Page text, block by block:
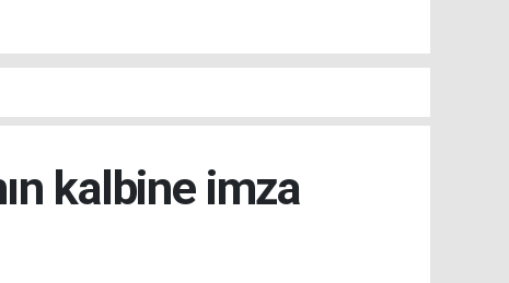
kalbine imza